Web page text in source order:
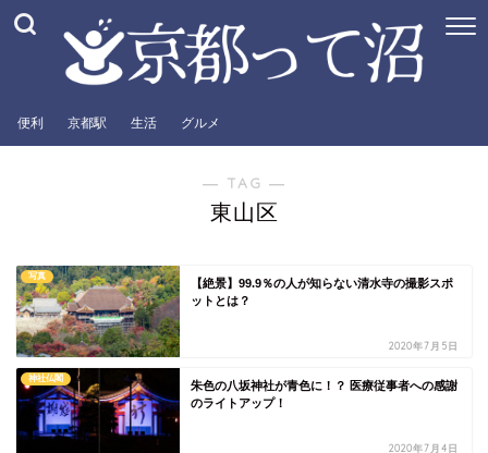
便利 京都駅 生活 グルメ
― TAG ―
東山区
写真
【絶景】99.9％の人が知らない清水寺の撮影スポ
ットとは？
2020年7月5日
神社仏閣
朱色の八坂神社が青色に！？ 医療従事者への感謝
のライトアップ！
2020年7月4日